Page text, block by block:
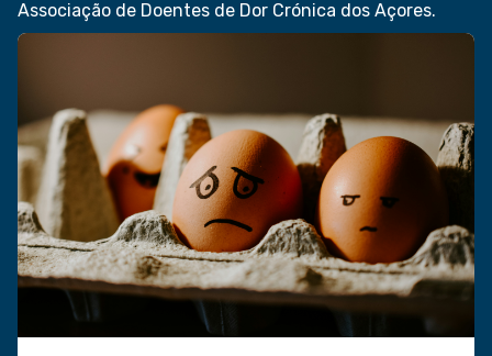
Associação de Doentes de Dor Crónica dos Açores.